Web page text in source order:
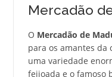
Mercadão
O Mercadão de
para os amantes da
uma variedade
feijoada e o famoso